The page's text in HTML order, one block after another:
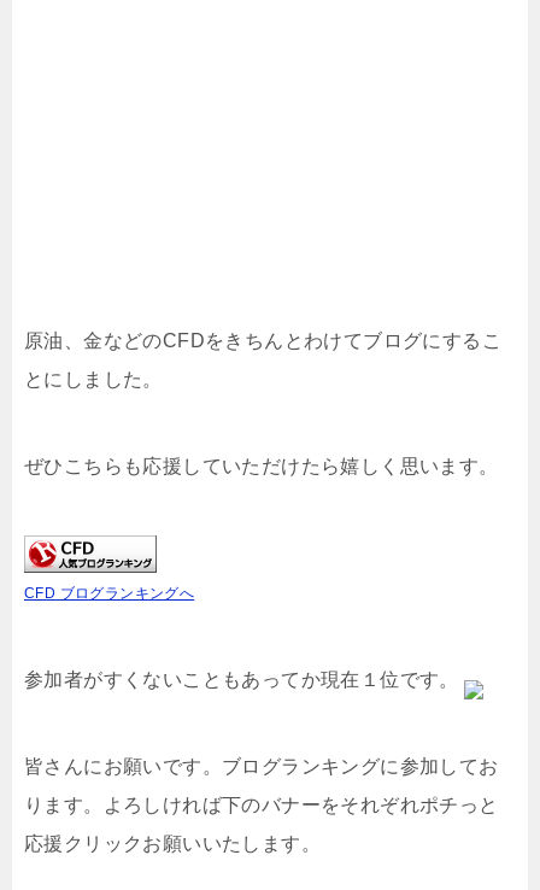
原油、金などのCFDをきちんとわけてブログにするこ
とにしました。
ぜひこちらも応援していただけたら嬉しく思います。
CFD ブログランキングへ
参加者がすくないこともあってか現在１位です。
皆さんにお願いです。ブログランキングに参加してお
ります。よろしければ下のバナーをそれぞれポチっと
応援クリックお願いいたします。